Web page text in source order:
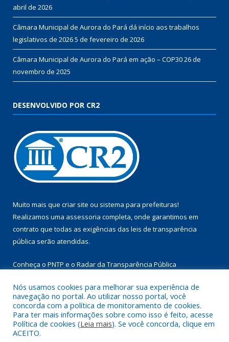
abril de 2026
Câmara Municipal de Aurora do Pará dá início aos trabalhos
legislativos de 20265 de fevereiro de 2026
Câmara Municipal de Aurora do Pará em ação – COP3026 de
novembro de 2025
DESENVOLVIDO POR CR2
Muito mais que criar site ou sistema para prefeituras!
Realizamos uma assessoria completa, onde garantimos em
contrato que todas as exigências das leis de transparência
pública serão atendidas.
Conheça o PNTP e o Radar da Transparência Pública
Todos os direitos reservados a Câmara Municipal de Aurora do
Pará.
Nós usamos cookies para melhorar sua experiência de
navegação no portal. Ao utilizar nosso portal, você
concorda com a política de monitoramento de cookies.
Para ter mais informações sobre como isso é feito, acesse
Política de cookies (Leia mais). Se você concorda, clique em
ACEITO.